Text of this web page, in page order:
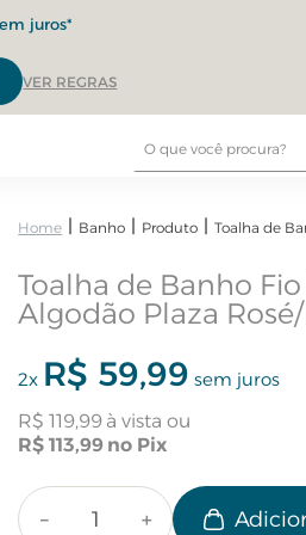
juros*
VER REGRAS
Banho Produto Toalha de
Toalha de Banho
Algodão Plaza
2x R$ 59,99 sem juros
R$ 119,99
R$ 113,99
＋
－